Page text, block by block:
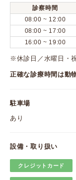
診察時間
08:00 ~ 12:00
08:00 ~ 17:00
16:00 ~ 19:00
※休診日／水曜日・
正確な診療時間は動
駐車場
あり
設備・取り扱い
クレジットカード